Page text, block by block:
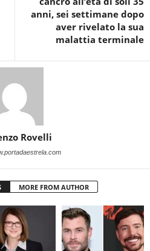
anni, sei settimane dopo
aver rivelato la sua
malattia terminale
Rovelli
MORE FROM AUTHOR